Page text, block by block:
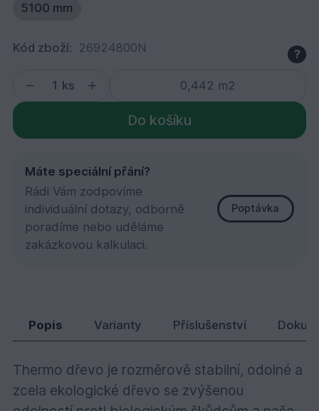
5100 mm
Kód zboží: 26924800N ?
ks
Do košíku
Máte speciální přání?
Rádi Vám zodpovíme
individuální dotazy, odborně
poradíme nebo uděláme
zakázkovou kalkulaci.
Poptávka
Popis Varianty Příslušenství
Thermo dřevo je rozměrově stabilní, odolné a
zcela ekologické dřevo se zvýšenou